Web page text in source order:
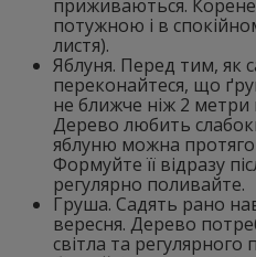
приживаються.
потужною і в
листя).
Яблуня. Перед тим, як
переконайтеся, що
не ближче ніж 2 метри
Дерево любить
яблуню можна
Формуйте її відразу
регулярно поливайте.
Груша. Садять рано
вересня. Дерево
світла та регулярного